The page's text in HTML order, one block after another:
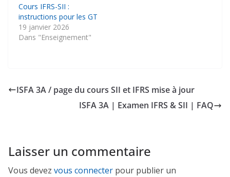
Cours IFRS-SII :
instructions pour les GT
19 janvier 2026
Dans "Enseignement"
ISFA 3A / page du cours SII et IFRS mise à jour
ISFA 3A | Examen IFRS & SII | FAQ
Laisser un commentaire
Vous devez vous connecter pour publier un